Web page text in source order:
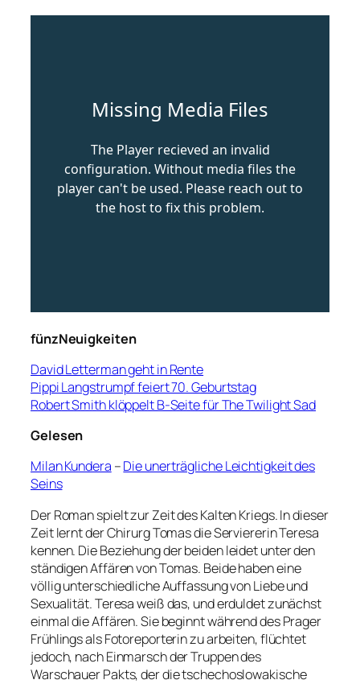
fünzNeuigkeiten
David Letterman geht in Rente
Pippi Langstrumpf feiert 70. Geburtstag
Robert Smith klöppelt B-Seite für The Twilight Sad
Gelesen
Milan Kundera –Die unerträgliche Leichtigkeit des
Seins
Der Roman spielt zur Zeit des Kalten Kriegs. In dieser
Zeit lernt der Chirurg Tomas die Serviererin Teresa
kennen. Die Beziehung der beiden leidet unter den
ständigen Affären von Tomas. Beide haben eine
völlig unterschiedliche Auffassung von Liebe und
Sexualität. Teresa weiß das, und erduldet zunächst
einmal die Affären. Sie beginnt während des Prager
Frühlings als Fotoreporterin zu arbeiten, flüchtet
jedoch, nach Einmarsch der Truppen des
Warschauer Pakts, der die tschechoslowakische